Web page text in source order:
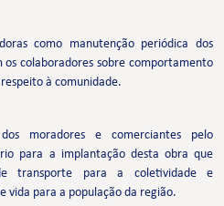
como manutenção periódica dos
colaboradores sobre comportamento
à comunidade.
moradores e comerciantes pelo
para a implantação desta obra que
transporte para a coletividade e
vida para a população da região.